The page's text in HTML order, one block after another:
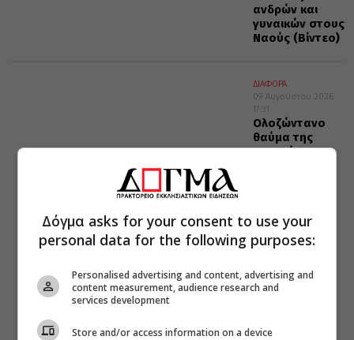
ανδρών και
γυναικών στους
Ναούς (Βίντεο)
ΔΙΑΦΟΡΑ
09 Αυγούστου 2026
17:31
Ολοζώντανο
θαύμα της
Παναγίας τον
Δόγμα asks for your consent to use your
personal data for the following purposes:
Personalised advertising and content, advertising and
content measurement, audience research and
services development
Store and/or access information on a device